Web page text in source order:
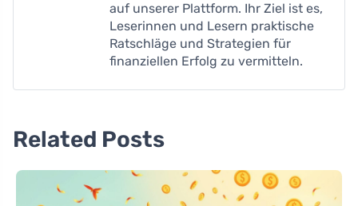
auf unserer Plattform. Ihr Ziel ist es,
Leserinnen und Lesern praktische
Ratschläge und Strategien für
finanziellen Erfolg zu vermitteln.
Related Posts